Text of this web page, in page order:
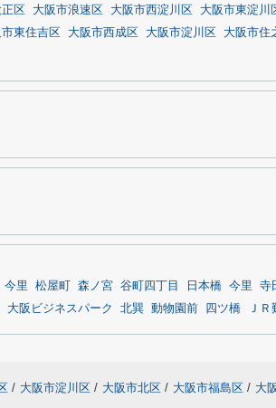
区 大阪市浪速区 大阪市西淀川区 大阪市東淀川
東住吉区 大阪市西成区 大阪市淀川区 大阪市住
今里 松屋町 森ノ宮 谷町四丁目 日本橋 今里 寺
大阪ビジネスパーク 北巽 動物園前 四ツ橋 ＪＲ
/ 大阪市淀川区 / 大阪市北区 / 大阪市福島区 / 大